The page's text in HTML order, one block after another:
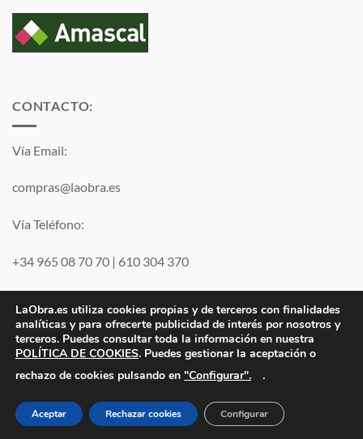
CONTACTO:
Vía Email:
compras@laobra.es
Vía Teléfono:
+34 965 08 70 70 | 610 304 370
Visa PayPal MasterCard
Electro JJ San Juan, S.L. | B53077459 | Inscrita en el Registro
Mercantil de Alicante Tomo 1869. Folio 132 Hoja A-35683.
LaObra.es utiliza cookies propias y de terceros con finalidades
analíticas y para ofrecerte publicidad de interés por nosotros y
terceros. Puedes consultar toda la información en nuestra
POLÍTICA DE COOKIES. Puedes gestionar la aceptación o
rechazo de cookies pulsando en "Configurar". .
Aceptar Rechazar cookies Configurar